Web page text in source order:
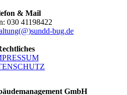
& Mail
030 41198422
bug.de
GmbH